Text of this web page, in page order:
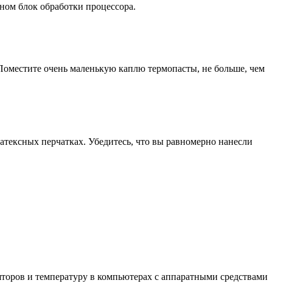
блок обработки процессора.
очень маленькую каплю термопасты, не больше, чем
перчатках. Убедитесь, что вы равномерно нанесли
и температуру в компьютерах с аппаратными средствами